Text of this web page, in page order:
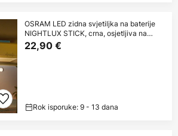
OSRAM LED zidna svjetiljka na baterije
NIGHTLUX STICK, crna, osjetljiva na
dodir
22,90 €
Rok isporuke: 9 - 13 dana